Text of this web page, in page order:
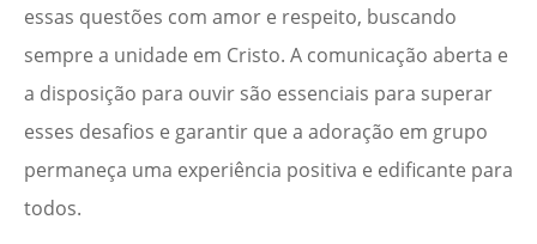
essas questões com amor e respeito, buscando
sempre a unidade em Cristo. A comunicação aberta e
a disposição para ouvir são essenciais para superar
esses desafios e garantir que a adoração em grupo
permaneça uma experiência positiva e edificante para
todos.